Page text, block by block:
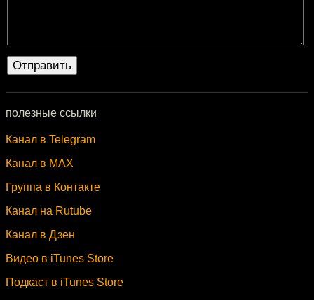
полезные ссылки
Канал в Telegram
Канал в MAX
Группа в Контакте
Канал на Rutube
Канал в Дзен
Видео в iTunes Store
Подкаст в iTunes Store